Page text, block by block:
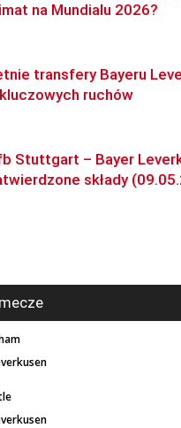
na Mundialu 2026?
transfery Bayeru
ruchów
Stuttgart – Bayer
składy